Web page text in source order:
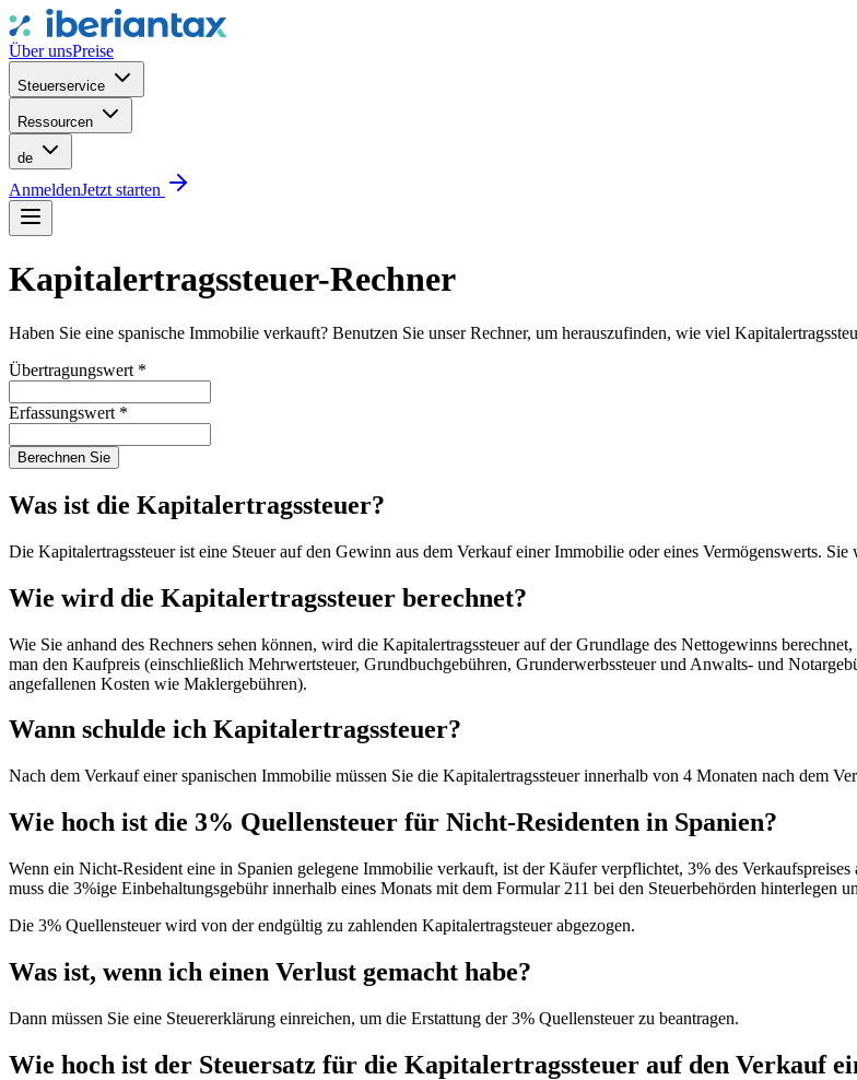
Über unsPreise
Steuerservice
Ressourcen
de
AnmeldenJetzt starten
Kapitalertragssteuer-Rechner
Haben Sie eine spanische Immobilie verkauft? Benutzen Sie unser Rechner, um herauszufinden, wie viel
Übertragungswert *
Erfassungswert *
Berechnen Sie
Was ist die Kapitalertragssteuer?
Die Kapitalertragssteuer ist eine Steuer auf den Gewinn aus dem Verkauf einer Immobilie oder eines Vermögenswerts.
Wie wird die Kapitalertragssteuer berechnet?
Wie Sie anhand des Rechners sehen können, wird die Kapitalertragssteuer auf der Grundlage des Nettogewinns
man den Kaufpreis (einschließlich Mehrwertsteuer, Grundbuchgebühren, Grunderwerbssteuer und Anwalts- und
angefallenen Kosten wie Maklergebühren).
Wann schulde ich Kapitalertragssteuer?
Nach dem Verkauf einer spanischen Immobilie müssen Sie die Kapitalertragssteuer innerhalb von 4 Monaten nach dem
Wie hoch ist die 3% Quellensteuer für Nicht-Residenten in Spanien?
Wenn ein Nicht-Resident eine in Spanien gelegene Immobilie verkauft, ist der Käufer verpflichtet, 3% des
muss die 3%ige Einbehaltungsgebühr innerhalb eines Monats mit dem Formular 211 bei den Steuerbehörden hinterlegen
Die 3% Quellensteuer wird von der endgültig zu zahlenden Kapitalertragsteuer abgezogen.
Was ist, wenn ich einen Verlust gemacht habe?
Dann müssen Sie eine Steuererklärung einreichen, um die Erstattung der 3% Quellensteuer zu beantragen.
Wie hoch ist der Steuersatz für die Kapitalertragssteuer auf den Verkauf